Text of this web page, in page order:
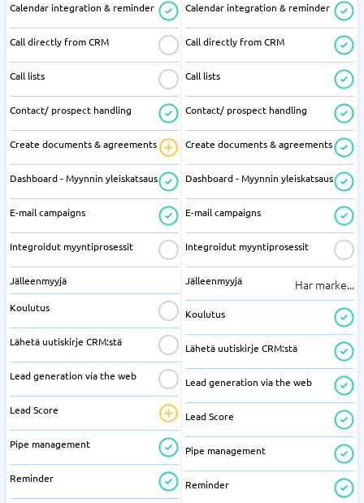
Calendar integration & reminder
Call directly from CRM
Call lists
Contact/ prospect handling
Create documents & agreements
Dashboard - Myynnin yleiskatsaus
E-mail campaigns
Integroidut myyntiprosessit
Jälleenmyyjä
Koulutus
Lähetä uutiskirje CRM:stä
Lead generation via the web
Lead Score
Pipe management
Reminder
Calendar integration & reminder
Call directly from CRM
Call lists
Contact/ prospect handling
Create documents & agreements
Dashboard - Myynnin yleiskatsaus
E-mail campaigns
Integroidut myyntiprosessit
Jälleenmyyjä Har marke...
Koulutus
Lähetä uutiskirje CRM:stä
Lead generation via the web
Lead Score
Pipe management
Reminder